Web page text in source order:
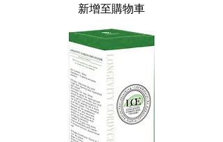
新增至購物車